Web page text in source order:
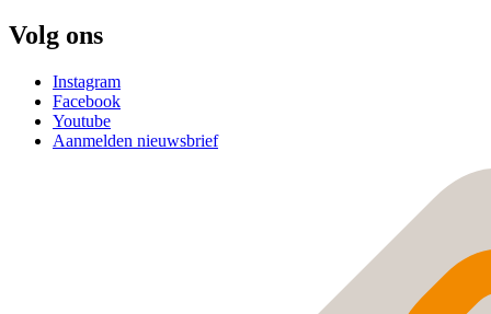
Volg ons
Instagram
Facebook
Youtube
Aanmelden nieuwsbrief